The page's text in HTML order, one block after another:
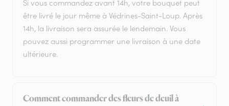
Si vous commandez avant 14h, votre bouquet peut
être livré le jour même à Védrines-Saint-Loup. Après
14h, la livraison sera assurée le lendemain. Vous
pouvez aussi programmer une livraison à une date
ultérieure.
Comment commander des fleurs de deuil à